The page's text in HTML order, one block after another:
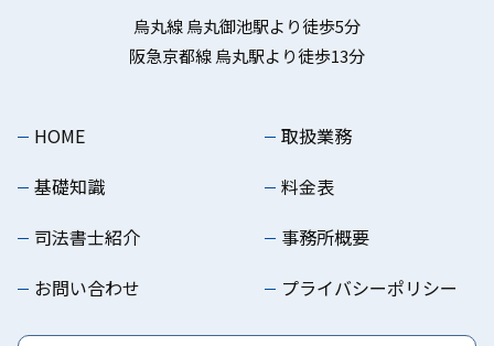
烏丸線 烏丸御池駅より徒歩5分
阪急京都線 烏丸駅より徒歩13分
HOME
取扱業務
基礎知識
料金表
司法書士紹介
事務所概要
お問い合わせ
プライバシーポリシー